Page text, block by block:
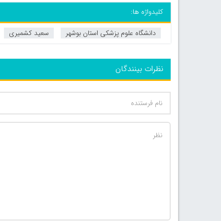
کلیدواژه ها:
دانشگاه علوم پزشکی استان بوشهر
سعید کشمیری
نظرات بینندگان